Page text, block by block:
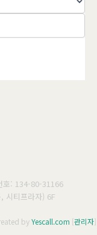
호: 134-80-31166
시티프라자) 6F
byYescall.com [관리자]